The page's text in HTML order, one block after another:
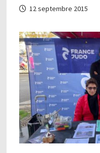
12 septembre 2015